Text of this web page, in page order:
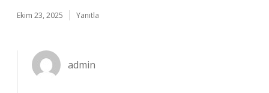
Ekim 23, 2025 Yanıtla
admin